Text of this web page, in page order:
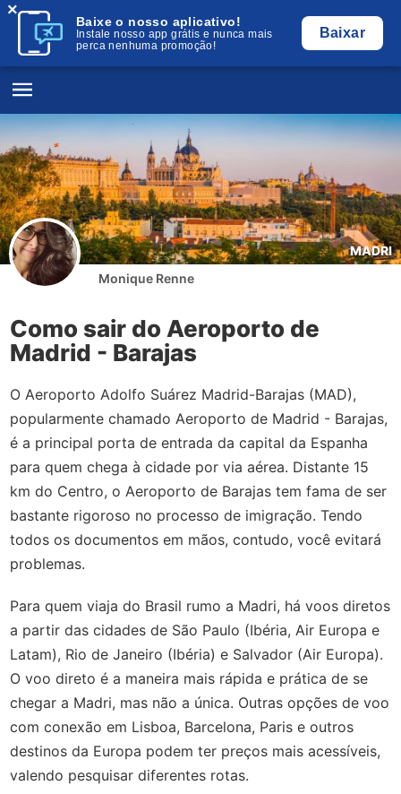
Baixe o nosso aplicativo!
Instale nosso app grátis e nunca mais
perca nenhuma promoção!
Baixar
×
MADRI
Monique Renne
Como sair do Aeroporto de
Madrid - Barajas
O Aeroporto Adolfo Suárez Madrid-Barajas (MAD),
popularmente chamado Aeroporto de Madrid - Barajas,
é a principal porta de entrada da capital da Espanha
para quem chega à cidade por via aérea. Distante 15
km do Centro, o Aeroporto de Barajas tem fama de ser
bastante rigoroso no processo de imigração. Tendo
todos os documentos em mãos, contudo, você evitará
problemas.
Para quem viaja do Brasil rumo a Madri, há voos diretos
a partir das cidades de São Paulo (Ibéria, Air Europa e
Latam), Rio de Janeiro (Ibéria) e Salvador (Air Europa).
O voo direto é a maneira mais rápida e prática de se
chegar a Madri, mas não a única. Outras opções de voo
com conexão em Lisboa, Barcelona, Paris e outros
destinos da Europa podem ter preços mais acessíveis,
valendo pesquisar diferentes rotas.